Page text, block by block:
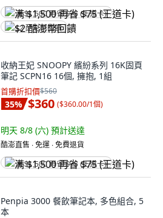
满 $1,500 再省 $75 (王道卡)
$2 酷澎幣回饋
收納王妃 SNOOPY 繽紛系列 16K固頁
筆記 SCPN16 16個, 擁抱, 1組
首購折扣價$560
35% $360 ($360.00/1個)
明天 8/8 (六) 預計送達
酷澎直售 ∙ 免運 ∙ 免費退貨
满 $1,500 再省 $75 (王道卡)
Penpia 3000 餐飲筆記本, 多色組合, 5
本